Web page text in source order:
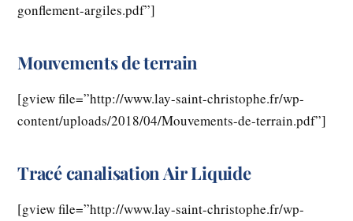
gonflement-argiles.pdf”]
Mouvements de terrain
[gview file=”http://www.lay-saint-christophe.fr/wp-
content/uploads/2018/04/Mouvements-de-terrain.pdf”]
Tracé canalisation Air Liquide
[gview file=”http://www.lay-saint-christophe.fr/wp-